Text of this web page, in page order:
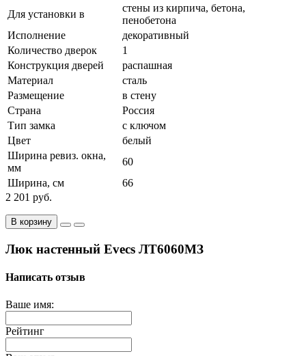
Для установки в
стены из кирпича, бетона,
пенобетона
Исполнение
декоративный
Количество дверок
1
Конструкция дверей
распашная
Материал
сталь
Размещение
в стену
Страна
Россия
Тип замка
с ключом
Цвет
белый
Ширина ревиз. окна,
мм
60
Ширина, см
66
2 201 руб.
В корзину
Люк настенный Evecs ЛТ6060МЗ
Написать отзыв
Ваше имя:
Рейтинг